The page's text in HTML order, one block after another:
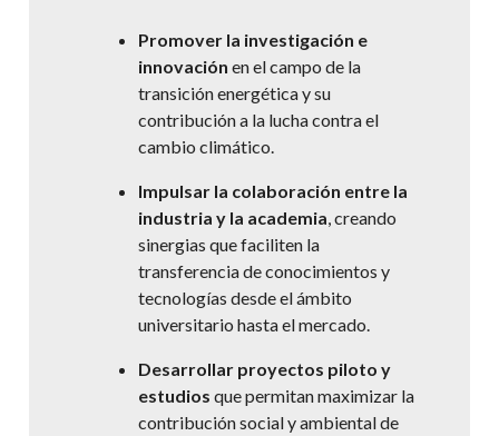
Promover la investigación e
innovación en el campo de la
transición energética y su
contribución a la lucha contra el
cambio climático.
Impulsar la colaboración entre la
industria y la academia, creando
sinergias que faciliten la
transferencia de conocimientos y
tecnologías desde el ámbito
universitario hasta el mercado.
Desarrollar proyectos piloto y
estudios que permitan maximizar la
contribución social y ambiental de